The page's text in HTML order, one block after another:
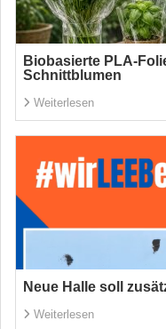
Biobasierte PLA-
Schnittblumen
Weiterlesen
Neue Halle soll
Weiterlesen